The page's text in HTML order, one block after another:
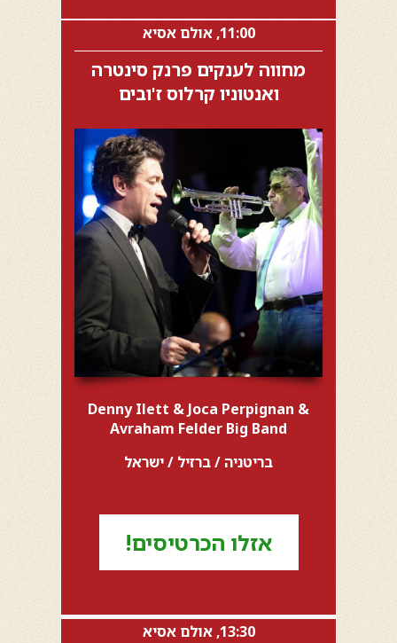
11:00, אולם אסיא
מחווה לענקים פרנק סינטרה
ואנטוניו קרלוס ז'ובים
Denny Ilett & Joca Perpignan &
Avraham Felder Big Band
בריטניה / ברזיל / ישראל
אזלו הכרטיסים!
13:30, אולם אסיא